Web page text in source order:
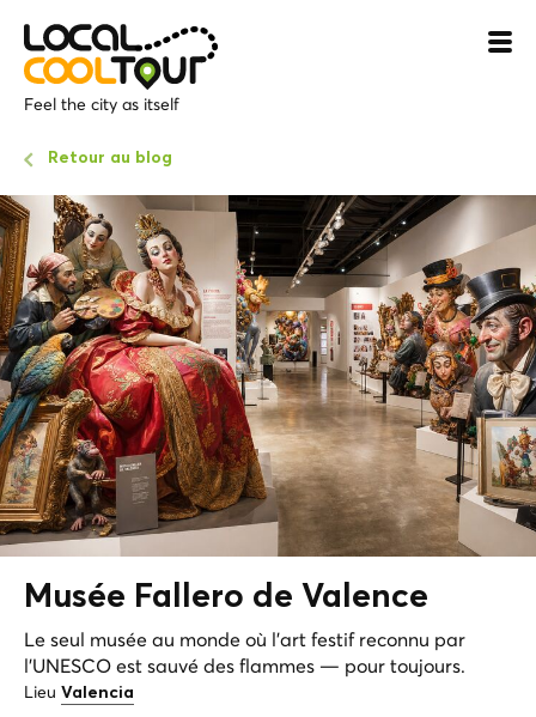
Feel the city as itself
Retour au blog
Musée Fallero de Valence
Le seul musée au monde où l'art festif reconnu par
l'UNESCO est sauvé des flammes — pour toujours.
Lieu Valencia